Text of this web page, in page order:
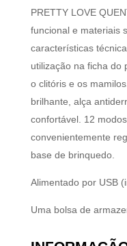
PRETTY LOVE
funcional e materiais
características
utilização na ficha do
o clitóris e os
brilhante, alça
confortável. 12
convenientemente
base de brinquedo.
Alimentado por USB
Uma bolsa de